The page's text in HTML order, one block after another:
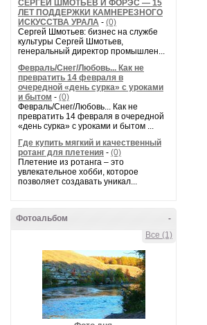
СЕРГЕЙ ШМОТЬЕВ И ФОРЭС — 15
ЛЕТ ПОДДЕРЖКИ КАМНЕРЕЗНОГО
ИСКУССТВА УРАЛА - (0)
Сергей Шмотьев: бизнес на службе
культуры Сергей Шмотьев,
генеральный директор промышлен...
Февраль/Снег/Любовь... Как не
превратить 14 февраля в
очередной «день сурка» с уроками
и бытом - (0)
Февраль/Снег/Любовь... Как не
превратить 14 февраля в очередной
«день сурка» с уроками и бытом ...
Где купить мягкий и качественный
ротанг для плетения - (0)
Плетение из ротанга – это
увлекательное хобби, которое
позволяет создавать уникал...
-
Фотоальбом
Все (1)